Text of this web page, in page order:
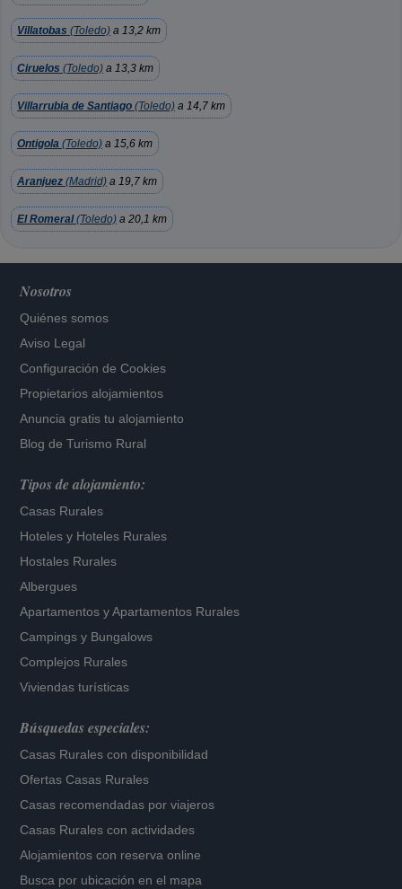
Villatobas (Toledo) a 13,2 km
Ciruelos (Toledo) a 13,3 km
Villarrubia de Santiago (Toledo) a 14,7 km
Ontigola (Toledo) a 15,6 km
Aranjuez (Madrid) a 19,7 km
El Romeral(Toledo) a 20,1 km
Nosotros
Quiénes somos
Aviso Legal
Configuración de Cookies
Propietarios alojamientos
Anuncia gratis tu alojamiento
Blog de Turismo Rural
Tipos de alojamiento:
Casas Rurales
Hoteles y Hoteles Rurales
Hostales Rurales
Albergues
Apartamentos yApartamentos Rurales
Campings y Bungalows
Complejos Rurales
Viviendas turísticas
Búsquedas especiales:
Casas Rurales con disponibilidad
Ofertas Casas Rurales
Casas recomendadas por viajeros
Casas Rurales con actividades
Alojamientos con reserva online
Busca por ubicación en el mapa